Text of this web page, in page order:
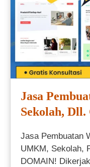
Jasa
Sekolah,
Jasa Pembuatan
UMKM, Sekolah,
DOMAIN!